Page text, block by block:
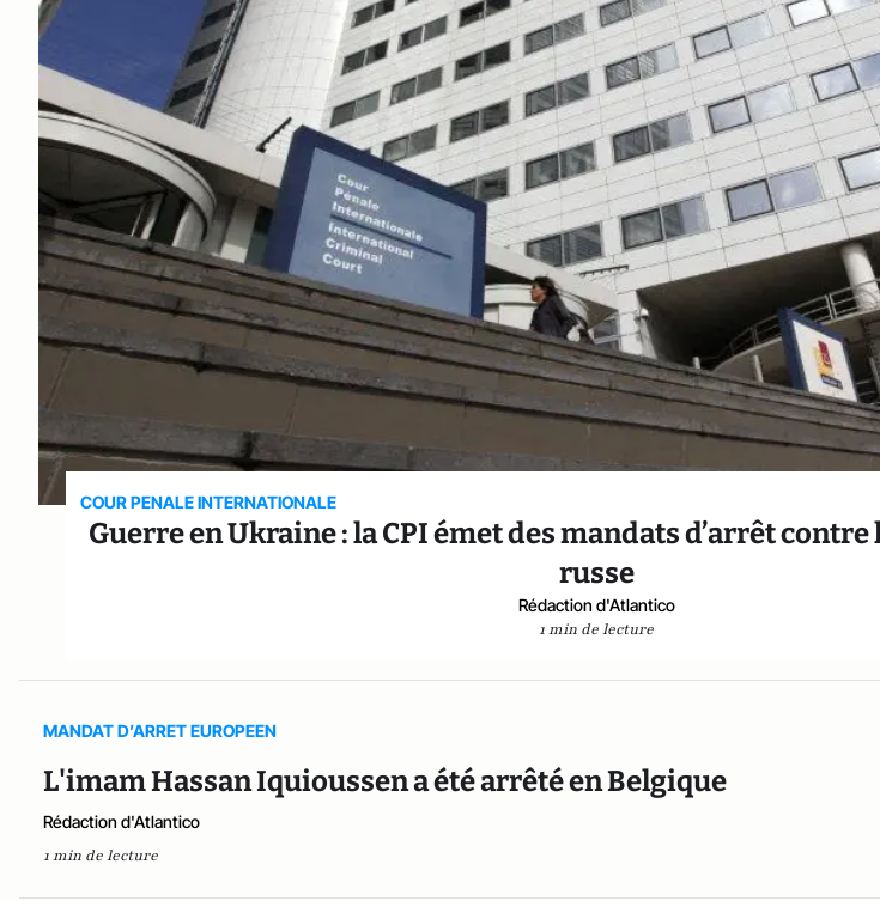
COUR PENALE INTERNATIONALE
Guerre en Ukraine : la CPI émet des mandats d’arrêt contre
russe
Rédaction d'Atlantico
1 min de lecture
MANDAT D’ARRET EUROPEEN
L'imam Hassan Iquioussen a été arrêté en Belgique
Rédaction d'Atlantico
1 min de lecture